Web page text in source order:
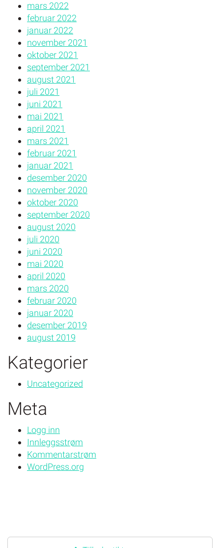
mars 2022
februar 2022
januar 2022
november 2021
oktober 2021
september 2021
august 2021
juli 2021
juni 2021
mai 2021
april 2021
mars 2021
februar 2021
januar 2021
desember 2020
november 2020
oktober 2020
september 2020
august 2020
juli 2020
juni 2020
mai 2020
april 2020
mars 2020
februar 2020
januar 2020
desember 2019
august 2019
Kategorier
Uncategorized
Meta
Logg inn
Innleggsstrøm
Kommentarstrøm
WordPress.org